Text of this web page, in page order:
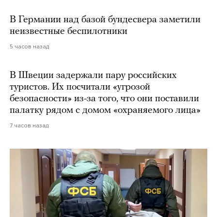
В Германии над базой бундесвера заметили
неизвестные беспилотники
5 часов назад
В Швеции задержали пару российских
туристов. Их посчитали «угрозой
безопасности» из-за того, что они поставили
палатку рядом с домом «охраняемого лица»
7 часов назад